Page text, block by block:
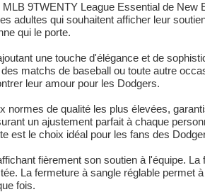
9TWENTY League Essential de New
adultes qui souhaitent afficher leur
qui le porte.
une touche d'élégance et de
matchs de baseball ou toute autre
leur amour pour les Dodgers.
de qualité les plus élevées,
un ajustement parfait à chaque
est le choix idéal pour les fans des
fièrement son soutien à l'équipe.
La fermeture à sangle réglable permet
fois.